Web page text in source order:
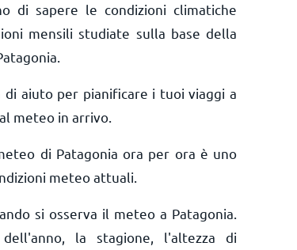
di sapere le condizioni climatiche
mensili studiate sulla base della
aiuto per pianificare i tuoi viaggi a
meteo in arrivo.
di Patagonia ora per ora è uno
meteo attuali.
si osserva il meteo a Patagonia.
la stagione, l'altezza di